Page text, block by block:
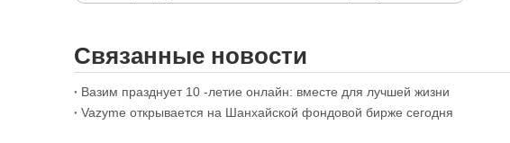
Связанные новости
Вазим празднует 10 -летие онлайн: вместе для лучшей жизни
Vazyme открывается на Шанхайской фондовой бирже сегодня